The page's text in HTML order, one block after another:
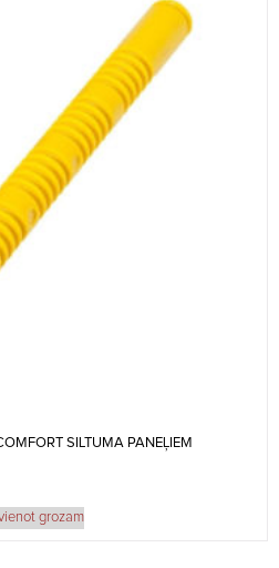
SILTUMA PANEĻIEM
grozam